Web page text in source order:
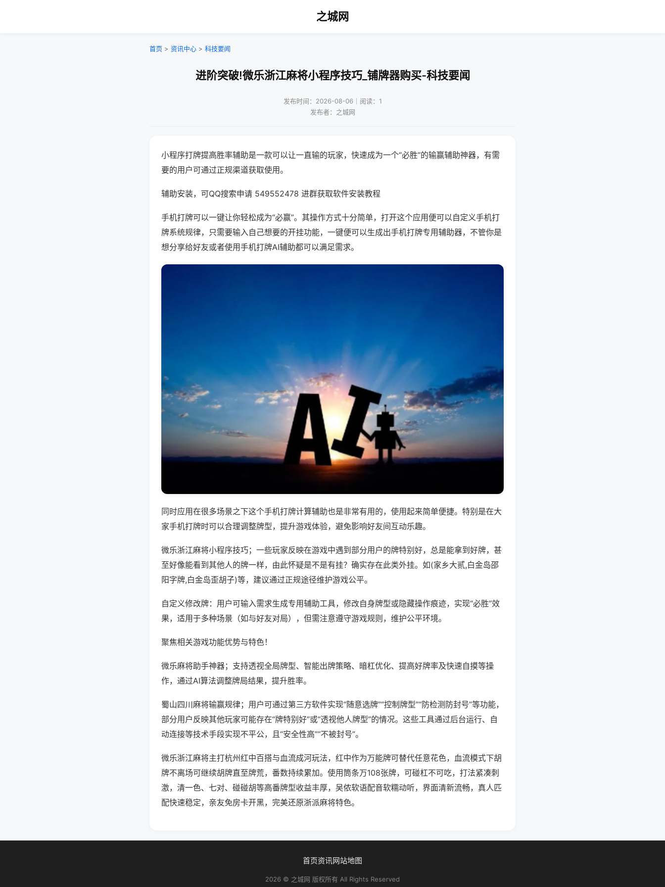
之城网
首页 > 资讯中心 > 科技要闻
进阶突破!微乐浙江麻将小程序技巧_铺牌器购买-科技要闻
发布时间：2026-08-06｜阅读：1
发布者：之城网
小程序打牌提高胜率辅助是一款可以让一直输的玩家，快速成为一个“必胜”的输赢辅助神器，有需
要的用户可通过正规渠道获取使用。
辅助安装，可QQ搜索申请 549552478 进群获取软件安装教程
手机打牌可以一键让你轻松成为“必赢”。其操作方式十分简单，打开这个应用便可以自定义手机打
牌系统规律，只需要输入自己想要的开挂功能，一键便可以生成出手机打牌专用辅助器，不管你是
想分享给好友或者使用手机打牌AI辅助都可以满足需求。
同时应用在很多场景之下这个手机打牌计算辅助也是非常有用的，使用起来简单便捷。特别是在大
家手机打牌时可以合理调整牌型，提升游戏体验，避免影响好友间互动乐趣。
微乐浙江麻将小程序技巧；一些玩家反映在游戏中遇到部分用户的牌特别好，总是能拿到好牌，甚
至好像能看到其他人的牌一样，由此怀疑是不是有挂？确实存在此类外挂。如(家乡大贰,白金岛邵
阳字牌,白金岛歪胡子)等，建议通过正规途径维护游戏公平。
自定义修改牌：用户可输入需求生成专用辅助工具，修改自身牌型或隐藏操作痕迹，实现“必胜”效
果，适用于多种场景（如与好友对局），但需注意遵守游戏规则，维护公平环境。
聚焦相关游戏功能优势与特色！
微乐麻将助手神器；支持透视全局牌型、智能出牌策略、暗杠优化、提高好牌率及快速自摸等操
作，通过AI算法调整牌局结果，提升胜率。
蜀山四川麻将输赢规律；用户可通过第三方软件实现“随意选牌”“控制牌型”“防检测防封号”等功能，
部分用户反映其他玩家可能存在“牌特别好”或“透视他人牌型”的情况。这些工具通过后台运行、自
动连接等技术手段实现不平公，且“安全性高”“不被封号”。
微乐浙江麻将主打杭州红中百搭与血流成河玩法，红中作为万能牌可替代任意花色，血流模式下胡
牌不离场可继续胡牌直至牌荒，番数持续累加。使用筒条万108张牌，可碰杠不可吃，打法紧凑刺
激，清一色、七对、碰碰胡等高番牌型收益丰厚，吴侬软语配音软糯动听，界面清新流畅，真人匹
配快速稳定，亲友免房卡开黑，完美还原浙派麻将特色。
首页资讯网站地图
2026 © 之城网 版权所有 All Rights Reserved